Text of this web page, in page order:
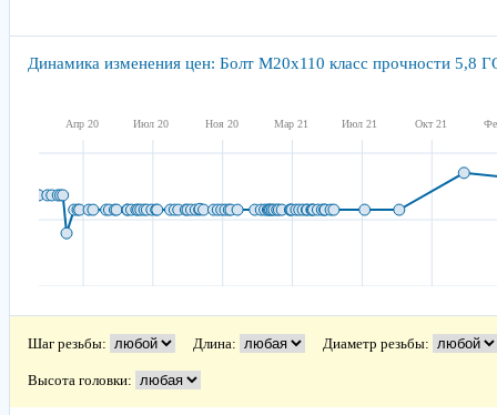
Динамика изменения цен: Болт М20х110 класс прочности 5,8
Апр 20 Июл 20 Ноя 20 Мар 21 Июл 21 Окт 21
Шаг резьбы: Длина: Диаметр резьбы:
Высота головки: